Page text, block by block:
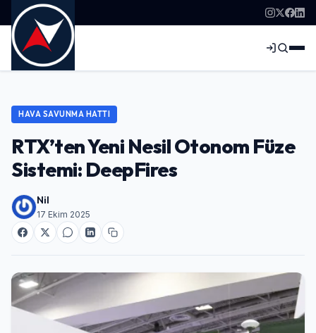
HAVA SAVUNMA HATTI
RTX’ten Yeni Nesil Otonom Füze
Sistemi: DeepFires
Nil
17 Ekim 2025